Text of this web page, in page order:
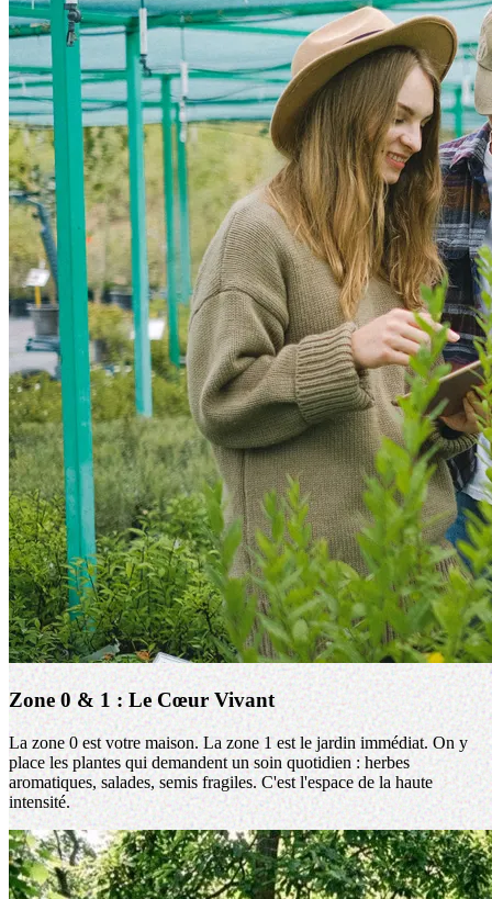
Zone 0 & 1 : Le Cœur Vivant
La zone 0 est votre maison. La zone 1 est le jardin immédiat. On y
place les plantes qui demandent un soin quotidien : herbes
aromatiques, salades, semis fragiles. C'est l'espace de la haute
intensité.